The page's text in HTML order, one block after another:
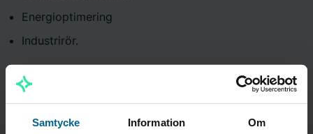
Samtycke Information Om
Energioptimering
Industrirör.
Kontakta ditt lokala Bravidakontor